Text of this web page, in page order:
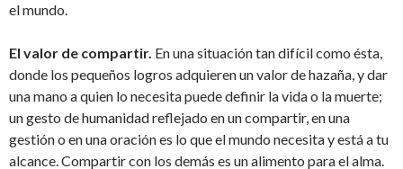
el mundo.
El valor de compartir. En una situación tan difícil como ésta,
donde los pequeños logros adquieren un valor de hazaña, y dar
una mano a quien lo necesita puede definir la vida o la muerte;
un gesto de humanidad reflejado en un compartir, en una
gestión o en una oración es lo que el mundo necesita y está a tu
alcance. Compartir con los demás es un alimento para el alma.